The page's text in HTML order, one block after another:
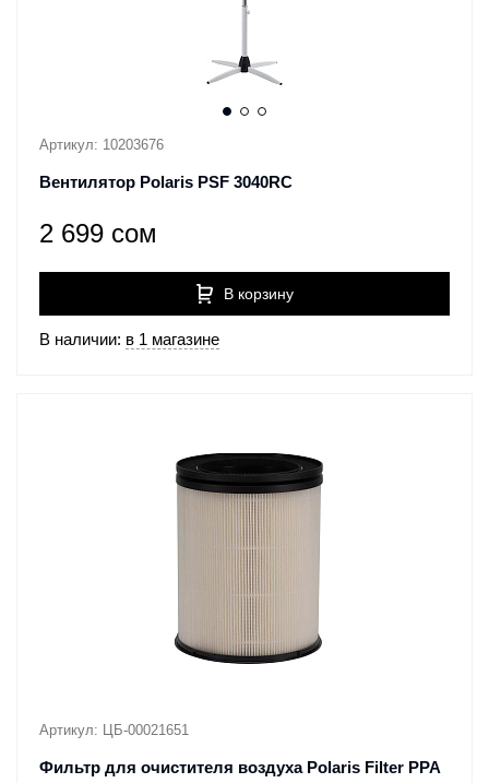
Артикул: 10203676
Вентилятор Polaris PSF 3040RC
2 699 сом
В корзину
В наличии: в 1 магазине
Артикул: ЦБ-00021651
Фильтр для очистителя воздуха Polaris Filter PPA